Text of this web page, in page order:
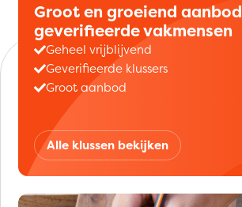
Groot en groeiend aanbod
geverifieerde vakmensen
Geheel vrijblijvend
Geverifieerde klussers
Groot aanbod
Alle klussen bekijken